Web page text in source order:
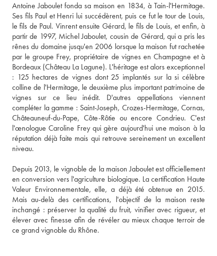
Antoine Jaboulet fonda sa maison en 1834, à Tain-l'Hermitage.
Ses fils Paul et Henri lui succédèrent, puis ce fut le tour de Louis,
le fils de Paul. Vinrent ensuite Gérard, le fils de Louis, et enfin, à
partir de 1997, Michel Jaboulet, cousin de Gérard, qui a pris les
rênes du domaine jusqu'en 2006 lorsque la maison fut rachetée
par le groupe Frey, propriétaire de vignes en Champagne et à
Bordeaux (Château La Lagune). L'héritage est alors exceptionnel
: 125 hectares de vignes dont 25 implantés sur la si célèbre
colline de l'Hermitage, le deuxième plus important patrimoine de
vignes sur ce lieu inédit. D'autres appellations viennent
compléter la gamme : Saint-Joseph, Crozes-Hermitage, Cornas,
Châteauneuf-du-Pape, Côte-Rôtie ou encore Condrieu. C'est
l'œnologue Caroline Frey qui gère aujourd'hui une maison à la
réputation déjà faite mais qui retrouve sereinement un excellent
niveau.
Depuis 2013, le vignoble de la maison Jaboulet est officiellement
en conversion vers l'agriculture biologique. La certification Haute
Valeur Environnementale, elle, a déjà été obtenue en 2015.
Mais au-delà des certifications, l'objectif de la maison reste
inchangé : préserver la qualité du fruit, vinifier avec rigueur, et
élever avec finesse afin de révéler au mieux chaque terroir de
ce grand vignoble du Rhône.